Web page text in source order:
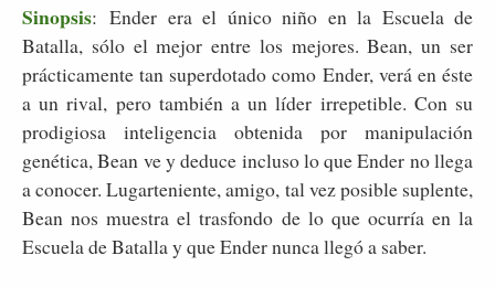
Sinopsis: Ender era el único niño en la Escuela de
Batalla, sólo el mejor entre los mejores. Bean, un ser
prácticamente tan superdotado como Ender, verá en éste
a un rival, pero también a un líder irrepetible. Con su
prodigiosa inteligencia obtenida por manipulación
genética, Bean ve y deduce incluso lo que Ender no llega
a conocer. Lugarteniente, amigo, tal vez posible suplente,
Bean nos muestra el trasfondo de lo que ocurría en la
Escuela de Batalla y que Ender nunca llegó a saber.